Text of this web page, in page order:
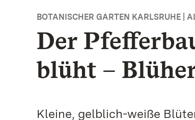
BOTANISCHER GARTEN KARLSRUHE |
Der
blüht –
Kleine, gelblich-weiße